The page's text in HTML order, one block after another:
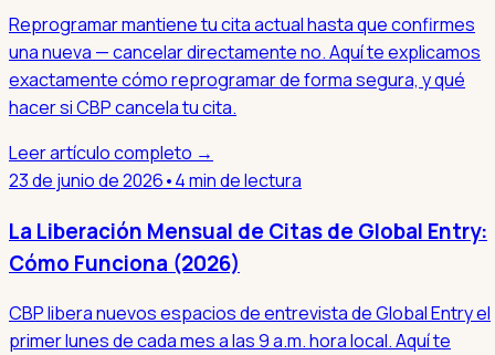
Reprogramar mantiene tu cita actual hasta que confirmes
una nueva — cancelar directamente no. Aquí te explicamos
exactamente cómo reprogramar de forma segura, y qué
hacer si CBP cancela tu cita.
Leer artículo completo →
23 de junio de 2026•4 min de lectura
La Liberación Mensual de Citas de Global Entry:
Cómo Funciona (2026)
CBP libera nuevos espacios de entrevista de Global Entry el
primer lunes de cada mes a las 9 a.m. hora local. Aquí te